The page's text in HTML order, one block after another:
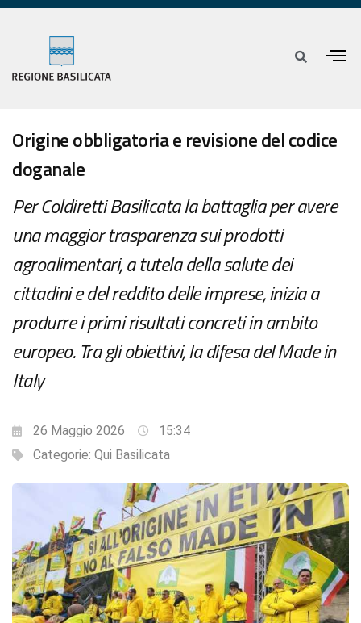
Origine obbligatoria e revisione del codice
doganale
Per Coldiretti Basilicata la battaglia per avere
una maggior trasparenza sui prodotti
agroalimentari, a tutela della salute dei
cittadini e del reddito delle imprese, inizia a
produrre i primi risultati concreti in ambito
europeo. Tra gli obiettivi, la difesa del Made in
Italy
26 Maggio 2026
15:34
Categorie: Qui Basilicata